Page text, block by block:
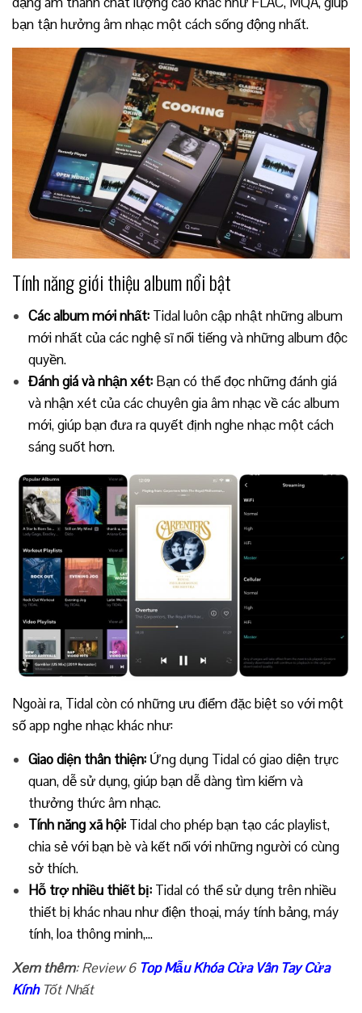
bạn tận hưởng âm nhạc một cách sống động nhất.
Tính năng giới thiệu album nổi bật
Các album mới nhất: Tidal luôn cập nhật những album
mới nhất của các nghệ sĩ nổi tiếng và những album độc
quyền.
Đánh giá và nhận xét: Bạn có thể đọc những đánh giá
và nhận xét của các chuyên gia âm nhạc về các album
mới, giúp bạn đưa ra quyết định nghe nhạc một cách
sáng suốt hơn.
Ngoài ra, Tidal còn có những ưu điểm đặc biệt so với một
số app nghe nhạc khác như:
Giao diện thân thiện: Ứng dụng Tidal có giao diện trực
quan, dễ sử dụng, giúp bạn dễ dàng tìm kiếm và
thưởng thức âm nhạc.
Tính năng xã hội: Tidal cho phép bạn tạo các playlist,
chia sẻ với bạn bè và kết nối với những người có cùng
sở thích.
Hỗ trợ nhiều thiết bị: Tidal có thể sử dụng trên nhiều
thiết bị khác nhau như điện thoại, máy tính bảng, máy
tính, loa thông minh,…
Xem thêm: Review 6 Top Mẫu Khóa Cửa Vân Tay Cửa
KínhTốt Nhất